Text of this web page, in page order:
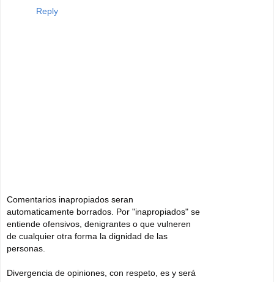
Reply
Comentarios inapropiados seran
automaticamente borrados. Por "inapropiados" se
entiende ofensivos, denigrantes o que vulneren
de cualquier otra forma la dignidad de las
personas.
Divergencia de opiniones, con respeto, es y será